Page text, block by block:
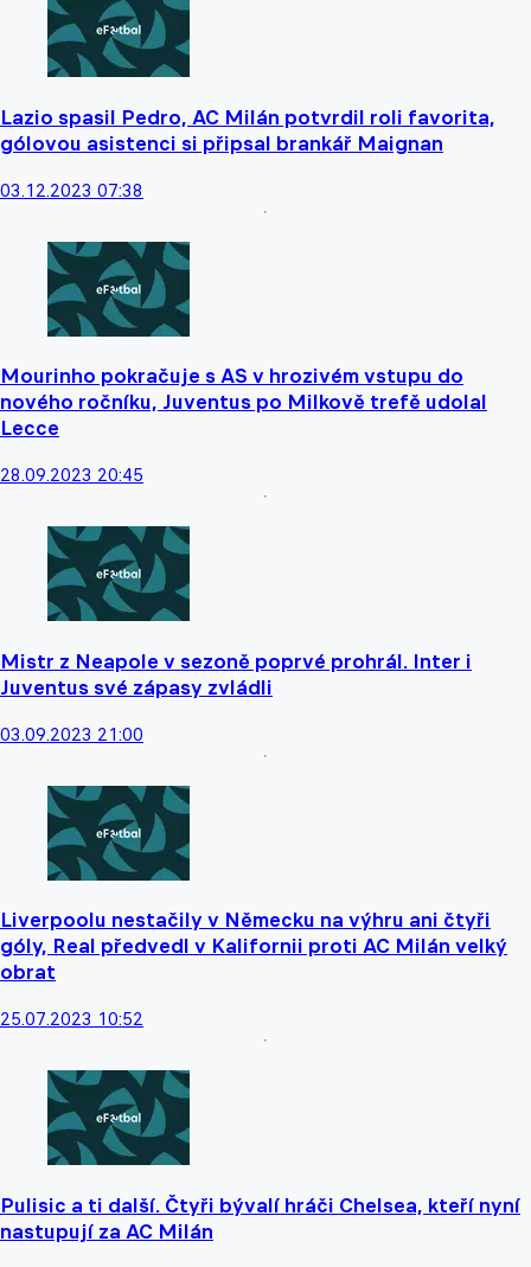
Lazio spasil Pedro, AC Milán potvrdil roli favorita,
gólovou asistenci si připsal brankář Maignan
03.12.2023 07:38
Mourinho pokračuje s AS v hrozivém vstupu do
nového ročníku, Juventus po Milkově trefě udolal
Lecce
28.09.2023 20:45
Mistr z Neapole v sezoně poprvé prohrál. Inter i
Juventus své zápasy zvládli
03.09.2023 21:00
Liverpoolu nestačily v Německu na výhru ani čtyři
góly, Real předvedl v Kalifornii proti AC Milán velký
obrat
25.07.2023 10:52
Pulisic a ti další. Čtyři bývalí hráči Chelsea, kteří nyní
nastupují za AC Milán